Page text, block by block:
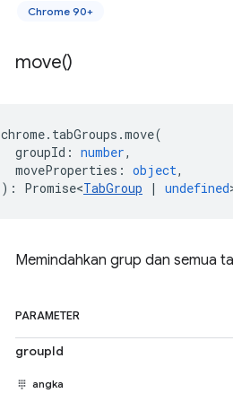
Chrome 90+
move()
chrome. tabGroups .move(
groupId : number,
moveProperties : object,
) : Promise<TabGroup | undefined
Memindahkan grup dan semua
PARAMETER
groupId
angka